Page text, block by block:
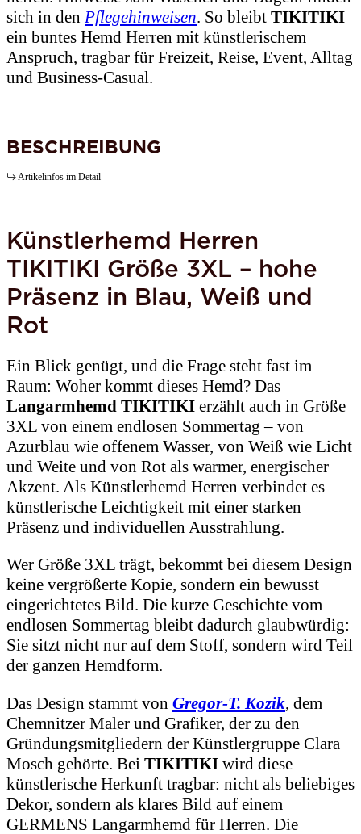
sich in den Pflegehinweisen. So bleibt TIKITIKI
ein buntes Hemd Herren mit künstlerischem
Anspruch, tragbar für Freizeit, Reise, Event, Alltag
und Business-Casual.
BESCHREIBUNG
Artikelinfos im Detail
Künstlerhemd Herren
TIKITIKI Größe 3XL – hohe
Präsenz in Blau, Weiß und
Rot
Ein Blick genügt, und die Frage steht fast im
Raum: Woher kommt dieses Hemd? Das
Langarmhemd TIKITIKI erzählt auch in Größe
3XL von einem endlosen Sommertag – von
Azurblau wie offenem Wasser, von Weiß wie Licht
und Weite und von Rot als warmer, energischer
Akzent. Als Künstlerhemd Herren verbindet es
künstlerische Leichtigkeit mit einer starken
Präsenz und individuellen Ausstrahlung.
Wer Größe 3XL trägt, bekommt bei diesem Design
keine vergrößerte Kopie, sondern ein bewusst
eingerichtetes Bild. Die kurze Geschichte vom
endlosen Sommertag bleibt dadurch glaubwürdig:
Sie sitzt nicht nur auf dem Stoff, sondern wird Teil
der ganzen Hemdform.
Das Design stammt von Gregor-T. Kozik, dem
Chemnitzer Maler und Grafiker, der zu den
Gründungsmitgliedern der Künstlergruppe Clara
Mosch gehörte. Bei TIKITIKI wird diese
künstlerische Herkunft tragbar: nicht als beliebiges
Dekor, sondern als klares Bild auf einem
GERMENS Langarmhemd für Herren. Die